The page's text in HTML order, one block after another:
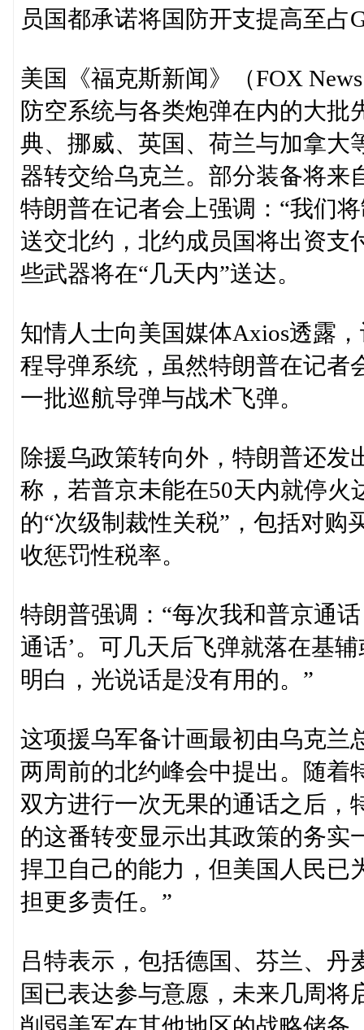
员国都承诺将国防开支提高至占
美国《福克斯新闻》（FOX
防空系统与各类炮弹在内的大
典、挪威、英国、荷兰与加拿大
器转交给乌克兰。部分装备将来
特朗普在记者会上强调：“我们
送交北约，北约成员国将出资支
些武器将在“几天内”送达。
知情人士向美国媒体Axios透露
程导弹系统，虽然特朗普在记者
一批巡航导弹与战术飞弹。
除援乌政策转向外，特朗普还发
称，若普京未能在50天内就停火
的“次级制裁性关税”，包括对购
收惩罚性税率。
特朗普强调：“每次我和普京通
通话’。可几天后飞弹就落在基
明白，光说话是没有用的。”
这项援乌军备计画最初由乌克兰
两周前的北约峰会中提出。随着
双方进行一次无果的通话之后，
的这番转变显示出其政策的务实
捍卫自己的能力，但美国人民已
担更多责任。”
吕特表示，包括德国、芬兰、
国已表达参与意愿，未来几周